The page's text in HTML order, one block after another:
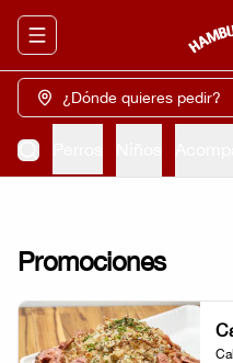
Abrir menu de navegación
¿Dónde quieres pedir?
Promociones